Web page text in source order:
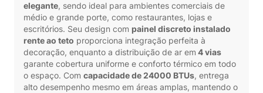
elegante, sendo ideal para ambientes comerciais de
médio e grande porte, como restaurantes, lojas e
escritórios. Seu design com painel discreto instalado
rente ao teto proporciona integração perfeita à
decoração, enquanto a distribuição de ar em 4 vias
garante cobertura uniforme e conforto térmico em todo
o espaço. Com capacidade de 24000 BTUs, entrega
alto desempenho mesmo em áreas amplas, mantendo o